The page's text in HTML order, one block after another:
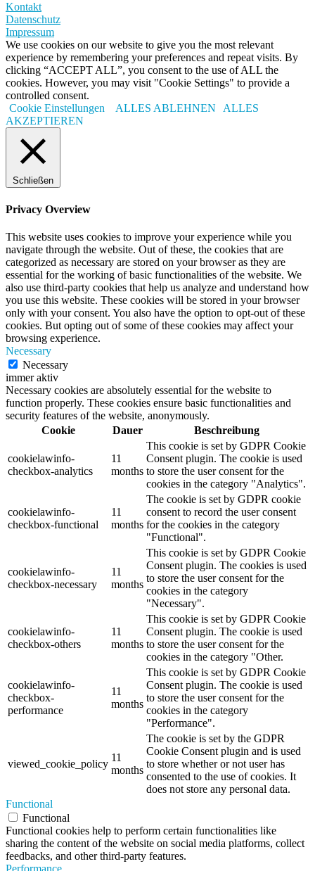
Kontakt
Datenschutz
Impressum
We use cookies on our website to give you the most relevant
experience by remembering your preferences and repeat visits. By
clicking “ACCEPT ALL”, you consent to the use of ALL the
cookies. However, you may visit "Cookie Settings" to provide a
controlled consent.
Cookie Einstellungen
ALLES ABLEHNEN
ALLES
AKZEPTIEREN
Schließen
Privacy Overview
This website uses cookies to improve your experience while you
navigate through the website. Out of these, the cookies that are
categorized as necessary are stored on your browser as they are
essential for the working of basic functionalities of the website. We
also use third-party cookies that help us analyze and understand how
you use this website. These cookies will be stored in your browser
only with your consent. You also have the option to opt-out of these
cookies. But opting out of some of these cookies may affect your
browsing experience.
Necessary
Necessary
immer aktiv
Necessary cookies are absolutely essential for the website to
function properly. These cookies ensure basic functionalities and
security features of the website, anonymously.
Cookie
Dauer Beschreibung
cookielawinfo-
checkbox-analytics
11
months
This cookie is set by GDPR Cookie
Consent plugin. The cookie is used
to store the user consent for the
cookies in the category "Analytics".
cookielawinfo-
checkbox-functional
11
months
The cookie is set by GDPR cookie
consent to record the user consent
for the cookies in the category
"Functional".
cookielawinfo-
checkbox-necessary
11
months
This cookie is set by GDPR Cookie
Consent plugin. The cookies is used
to store the user consent for the
cookies in the category
"Necessary".
cookielawinfo-
checkbox-others
11
months
This cookie is set by GDPR Cookie
Consent plugin. The cookie is used
to store the user consent for the
cookies in the category "Other.
cookielawinfo-
checkbox-
performance
11
months
This cookie is set by GDPR Cookie
Consent plugin. The cookie is used
to store the user consent for the
cookies in the category
"Performance".
viewed_cookie_policy
11
months
The cookie is set by the GDPR
Cookie Consent plugin and is used
to store whether or not user has
consented to the use of cookies. It
does not store any personal data.
Functional
Functional
Functional cookies help to perform certain functionalities like
sharing the content of the website on social media platforms, collect
feedbacks, and other third-party features.
Performance